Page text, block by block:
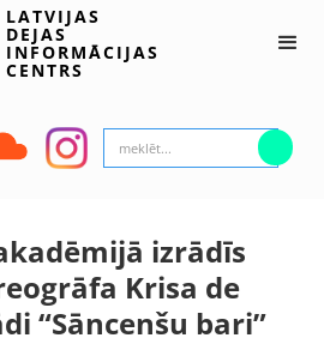
LATVIJAS
DEJAS
INFORMĀCIJAS
CENTRS
izrādīs
Krisa de
“Sāncenšu bari”